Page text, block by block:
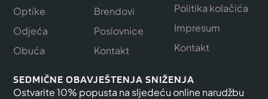
Optike
Odjeća
Obuća
Brendovi
Poslovnice
Kontakt
Politika kolačića
Impresum
Kontakt
SEDMIČNE OBAVJEŠTENJA SNIŽENJA
Ostvarite 10% popusta na sljedeću online narudžbu